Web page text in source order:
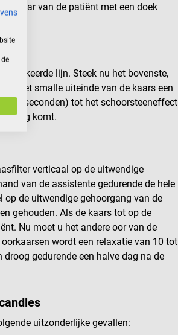
haar van de patiënt met een doek
lijn. Steek nu het bovenste,
het smalle uiteinde van de kaars een
30 seconden) tot het schoorsteeneffect
komt.
verticaal op de uitwendige
van de assistente gedurende de hele
op de uitwendige gehoorgang van de
gehouden. Als de kaars tot op de
Nu moet u het andere oor van de
wordt een relaxatie van 10 tot
gedurende een halve dag na de
uitzonderlijke gevallen: